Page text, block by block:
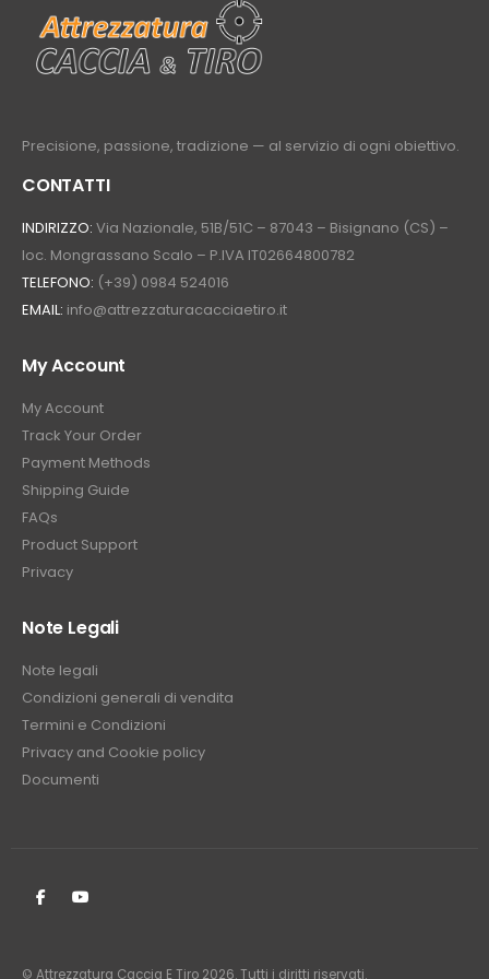
Precisione, passione, tradizione — al servizio di ogni obiettivo.
CONTATTI
INDIRIZZO: Via Nazionale, 51B/51C – 87043 – Bisignano (CS) –
loc. Mongrassano Scalo – P.IVA IT02664800782
TELEFONO: (+39) 0984 524016
EMAIL: info@attrezzaturacacciaetiro.it
My Account
My Account
Track Your Order
Payment Methods
Shipping Guide
FAQs
Product Support
Privacy
Note Legali
Note legali
Condizioni generali di vendita
Termini e Condizioni
Privacy and Cookie policy
Documenti
© Attrezzatura Caccia E Tiro 2026. Tutti i diritti riservati.